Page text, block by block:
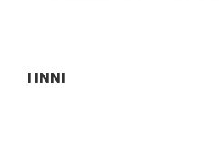
I INNI